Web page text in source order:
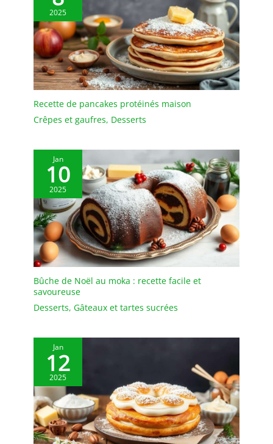
au milieu de la table
antidérapants
2025
Recette de pancakes protéinés maison
Crêpes et gaufres, Desserts
Jan
10
2025
Bûche de Noël au moka : recette facile et
savoureuse
Desserts, Gâteaux et tartes sucrées
Jan
12
2025